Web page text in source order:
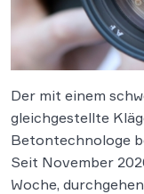
Der mit einem
gleichgestellte
Betontechnologe
Seit November
Woche,